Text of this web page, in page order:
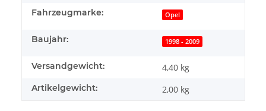
Fahrzeugmarke: Opel
Baujahr: 1998 - 2009
Versandgewicht: 4,40 kg
Artikelgewicht: 2,00 kg